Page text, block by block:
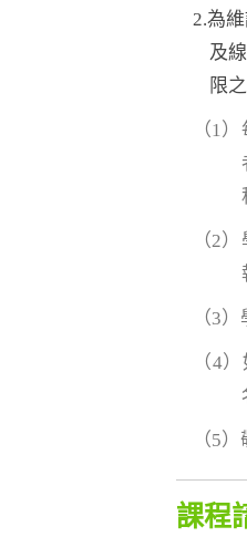
2.為
及
限
（1
（2
（3
（4
（5
課程